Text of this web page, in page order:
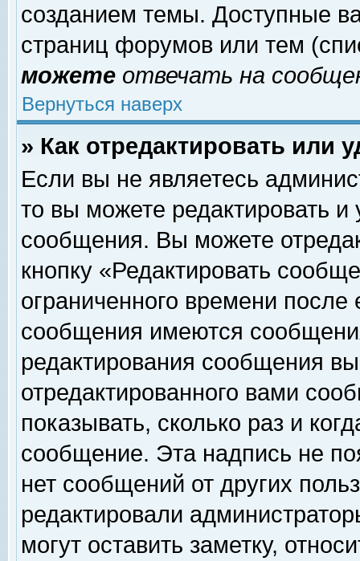
созданием темы. Доступные
страниц форумов или тем
можете отвечать на
Вернуться наверх
» Как отредактировать или
Если вы не являетесь
то вы можете редактировать и
сообщения. Вы можете
кнопку «Редактировать
ограниченного времени
сообщения имеются
редактирования сообщения
отредактированного вами
показывать, сколько раз и
сообщение. Эта надпись не
нет сообщений от других
редактировали
могут оставить заметку,